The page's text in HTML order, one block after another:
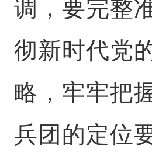
调，要完整
彻新时代党
略，牢牢把
兵团的定位